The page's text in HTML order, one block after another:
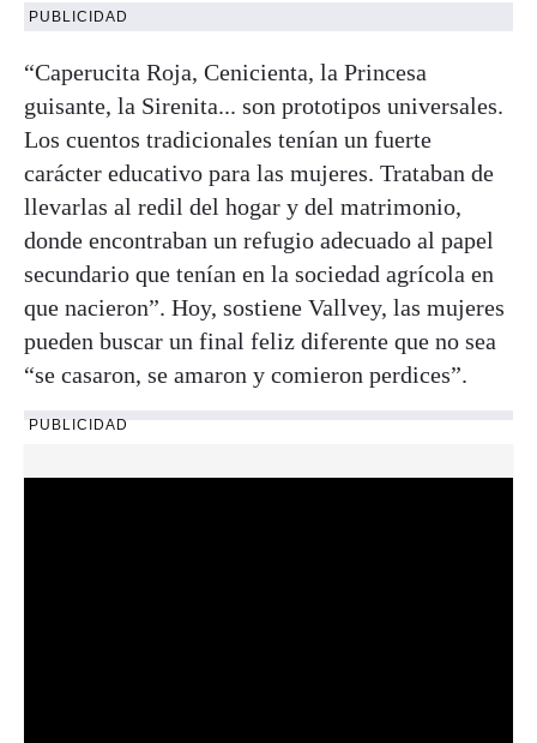
PUBLICIDAD
“Caperucita Roja, Cenicienta, la Princesa
guisante, la Sirenita... son prototipos universales.
Los cuentos tradicionales tenían un fuerte
carácter educativo para las mujeres. Trataban de
llevarlas al redil del hogar y del matrimonio,
donde encontraban un refugio adecuado al papel
secundario que tenían en la sociedad agrícola en
que nacieron”. Hoy, sostiene Vallvey, las mujeres
pueden buscar un final feliz diferente que no sea
“se casaron, se amaron y comieron perdices”.
PUBLICIDAD